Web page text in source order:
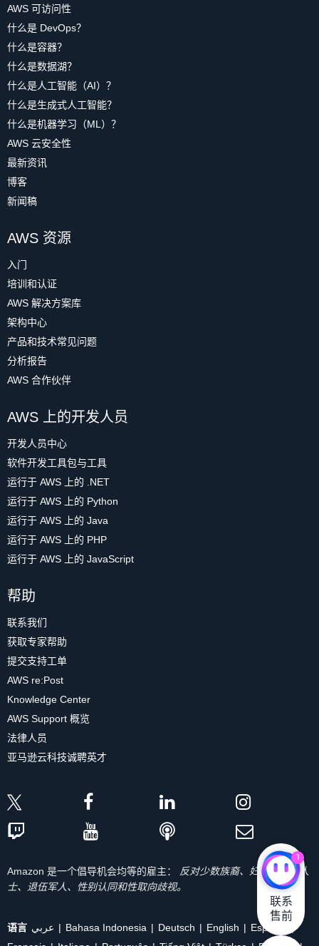
AWS 可访问性
什么是 DevOps？
什么是容器？
什么是数据湖？
什么是人工智能（AI）？
什么是生成式人工智能？
什么是机器学习（ML）？
AWS 云安全性
最新资讯
博客
新闻稿
AWS 资源
入门
培训和认证
AWS 解决方案库
架构中心
产品和技术常见问题
分析报告
AWS 合作伙伴
AWS 上的开发人员
开发人员中心
软件开发工具包与工具
运行于 AWS 上的 .NET
运行于 AWS 上的 Python
运行于 AWS 上的 Java
运行于 AWS 上的 PHP
运行于 AWS 上的 JavaScript
帮助
联系我们
获取专家帮助
提交支持工单
AWS re:Post
Knowledge Center
AWS Support 概览
法律人员
亚马逊云科技诚聘英才
Amazon 是一个倡导机会均等的雇主：
反对少数族裔、妇女、残疾人
士、退伍军人、性别认同和性取向歧视。
语言 عربي Bahasa Indonesia Deutsch English
Español
1
联系
售前